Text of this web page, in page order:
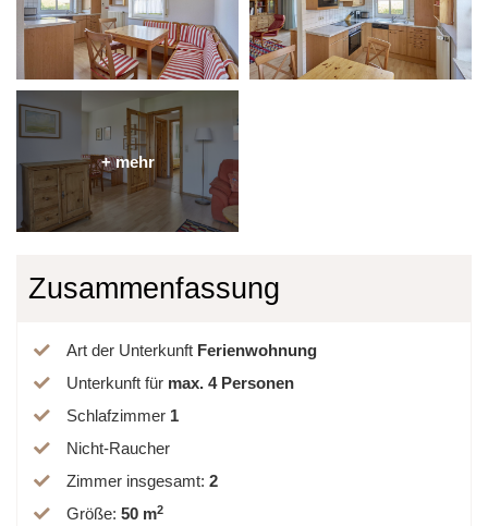
Zusammenfassung
Art der Unterkunft Ferienwohnung
Unterkunft für max. 4 Personen
Schlafzimmer 1
Nicht-Raucher
Zimmer insgesamt: 2
Größe: 50 m2